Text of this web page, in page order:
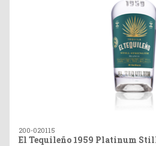
200-020115
El Tequileño 1959 Platinum